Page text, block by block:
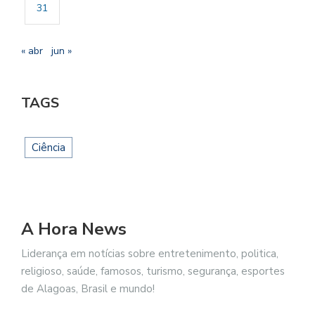
31
« abr jun »
TAGS
Ciência
A Hora News
Liderança em notícias sobre entretenimento, politica,
religioso, saúde, famosos, turismo, segurança, esportes
de Alagoas, Brasil e mundo!